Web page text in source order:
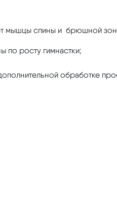
мышцы спины и брюшной
по росту гимнастки;
обработке